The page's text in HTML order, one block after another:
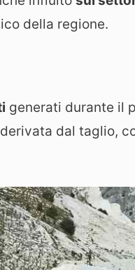
della regione.
generati durante il
dal taglio,